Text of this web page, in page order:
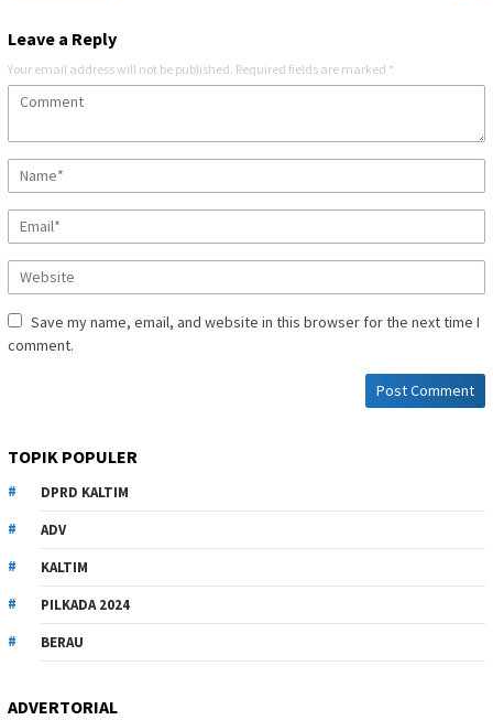
Leave a Reply
Your email address will not be published. Required fields are marked *
Save my name, email, and website in this browser for the next time I
comment.
TOPIK POPULER
DPRD KALTIM
ADV
KALTIM
PILKADA 2024
BERAU
ADVERTORIAL